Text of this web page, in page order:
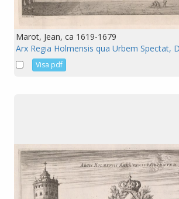
Marot, Jean, ca 1619-1679
Arx Regia Holmensis qua Urbem Spectat,
Visa pdf